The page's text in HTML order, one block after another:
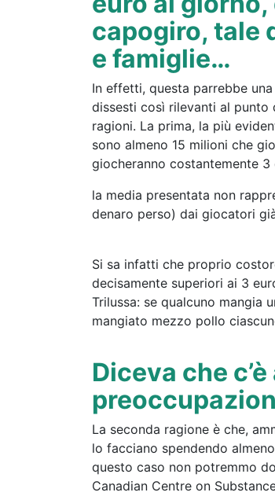
capogiro, tale
e famiglie…
In effetti, questa parrebbe
dissesti così rilevanti al punto
ragioni. La prima, la più
sono almeno 15 milioni che
giocheranno costantemente 3
la media presentata non
denaro perso) dai giocatori
Si sa infatti che proprio
decisamente superiori ai 3
Trilussa: se qualcuno mangia
mangiato mezzo pollo
Diceva che
La seconda ragione è che,
lo facciano spendendo
questo caso non potremmo
Canadian Centre on